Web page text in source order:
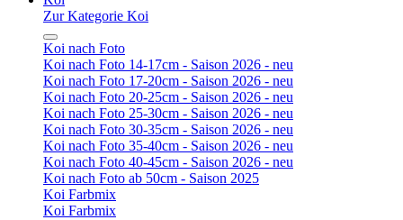
Zur Kategorie Koi
Koi nach Foto
Koi nach Foto 14-17cm - Saison 2026 - neu
Koi nach Foto 17-20cm - Saison 2026 - neu
Koi nach Foto 20-25cm - Saison 2026 - neu
Koi nach Foto 25-30cm - Saison 2026 - neu
Koi nach Foto 30-35cm - Saison 2026 - neu
Koi nach Foto 35-40cm - Saison 2026 - neu
Koi nach Foto 40-45cm - Saison 2026 - neu
Koi nach Foto ab 50cm - Saison 2025
Koi Farbmix
Koi Farbmix